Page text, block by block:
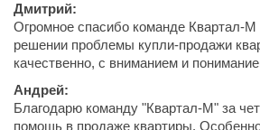
Дмитрий:
Огромное спасибо команде Квартал-М
решении проблемы купли-продажи
качественно, с вниманием и
Андрей:
Благодарю команду "Квартал-М" за
помощь в продаже квартиры.